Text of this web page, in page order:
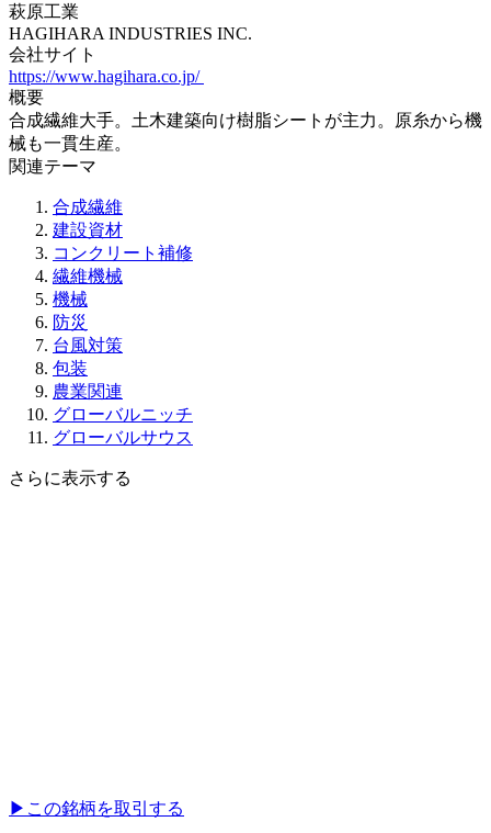
萩原工業
HAGIHARA INDUSTRIES INC.
会社サイト
https://www.hagihara.co.jp/
概要
合成繊維大手。土木建築向け樹脂シートが主力。原糸から機
械も一貫生産。
関連テーマ
合成繊維
建設資材
コンクリート補修
繊維機械
機械
防災
台風対策
包装
農業関連
グローバルニッチ
グローバルサウス
さらに表示する
▶︎ この銘柄を取引する